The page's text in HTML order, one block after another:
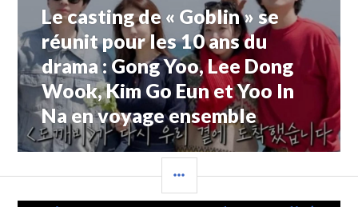
Article
Suivant:
Le casting de « Goblin » se
réunit pour les 10 ans du
drama : Gong Yoo, Lee Dong
Wook, Kim Go Eun et Yoo In
Na en voyage ensemble
LATÉRALE